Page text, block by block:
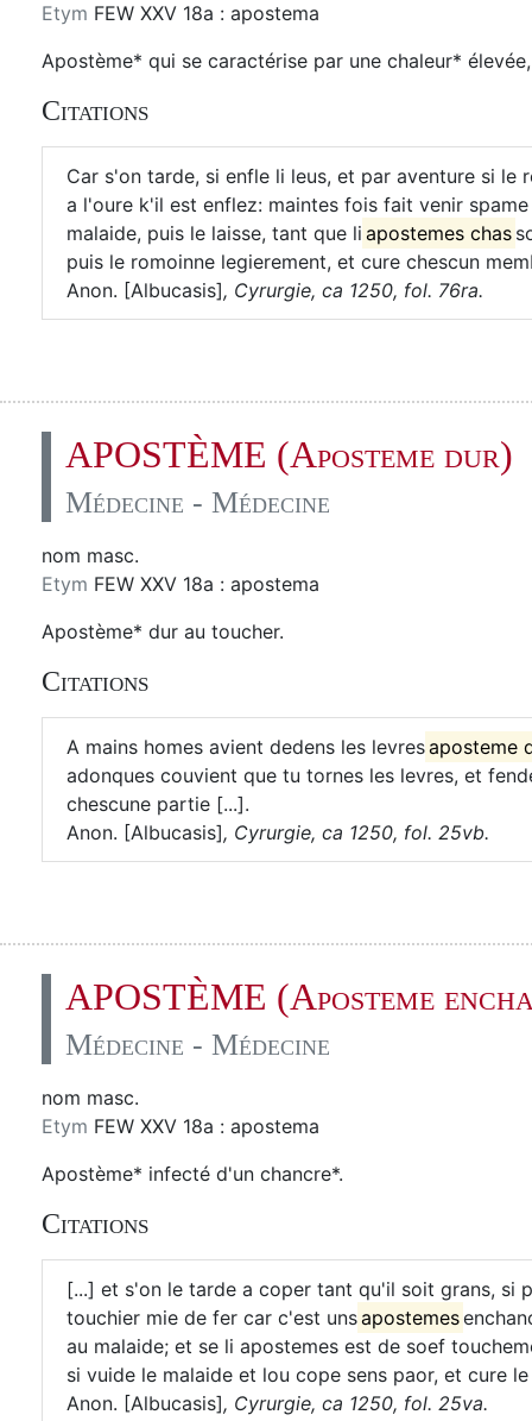
Etym FEW XXV 18a : apostema
Apostème* qui se caractérise par une chaleur*
Citations
Car s'on tarde, si enfle li leus, et par aventure si
a l'oure k'il est enflez: maintes fois fait venir
malaide, puis le laisse, tant que li apostemes chas
puis le romoinne legierement, et cure chescun
Anon. [Albucasis], Cyrurgie, ca 1250, fol. 76ra.
APOSTÈME (Aposteme dur)
Médecine - Médecine
nom masc.
Etym FEW XXV 18a : apostema
Apostème* dur au toucher.
Citations
A mains homes avient dedens les levresaposteme
adonques couvient que tu tornes les levres, et
chescune partie [...].
Anon. [Albucasis], Cyrurgie, ca 1250, fol. 25vb.
APOSTÈME (Aposteme
Médecine - Médecine
nom masc.
Etym FEW XXV 18a : apostema
Apostème* infecté d'un chancre*.
Citations
[...] et s'on le tarde a coper tant qu'il soit grans, si
touchier mie de fer car c'est unsapostemes
au malaide; et se li apostemes est de soef
si vuide le malaide et lou cope sens paor, et cure
Anon. [Albucasis], Cyrurgie, ca 1250, fol. 25va.